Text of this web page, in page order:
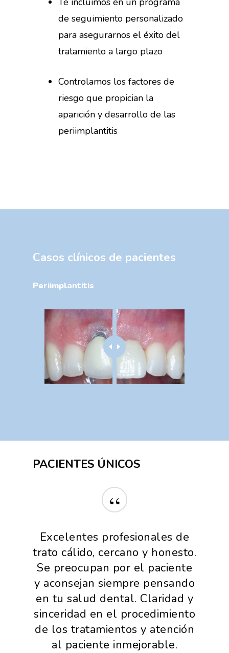
de seguimiento personalizado
para asegurarnos el éxito del
tratamiento a largo plazo
Controlamos los factores de
riesgo que propician la
aparición y desarrollo de las
periimplantitis
Casos clínicos de pacientes
Periimplantitis
PACIENTES ÚNICOS
“
Excelentes profesionales de
trato cálido, cercano y honesto.
Se preocupan por el paciente
y aconsejan siempre pensando
en tu salud dental. Claridad y
sinceridad en el procedimiento
de los tratamientos y atención
al paciente inmejorable.